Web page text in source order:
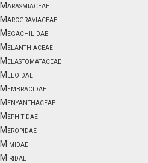
Marasmiaceae
Marcgraviaceae
Megachilidae
Melanthiaceae
Melastomataceae
Meloidae
Membracidae
Menyanthaceae
Mephitidae
Meropidae
Mimidae
Miridae